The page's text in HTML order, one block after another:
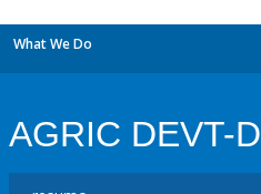
What We Do
AGRIC DEVT-D